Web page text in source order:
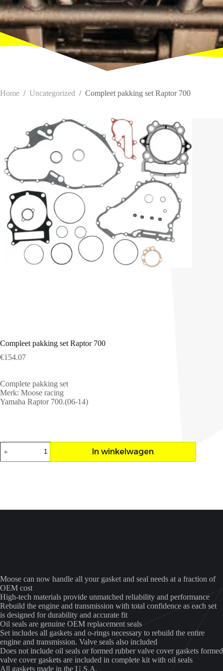
Home / Uncategorized / Compleet pakking set Raptor 700
Compleet pakking set Raptor 700
€154.07
Complete pakking set
Merk: Moose racing
Yamaha Raptor 700.(06-14)
Compleet
pakking
set
In winkelwagen
Moose can now handle all your gasket and seal needs at a fraction of
OEM cost
High-tech materials provide unmatched reliability and performance
Rebuild the engine and transmission with total confidence as each set
is designed for durability and accurate fit
Oil seals are genuine OEM replacement seals
Set includes all gaskets and o-rings necessary to rebuild the entire
engine and transmission. Valve seals also included
Does not include oil seals or formed rubber valve cover gaskets formed
valve cover gaskets are included in complete kit with oil seals
All gaskets made in the U.S.A.